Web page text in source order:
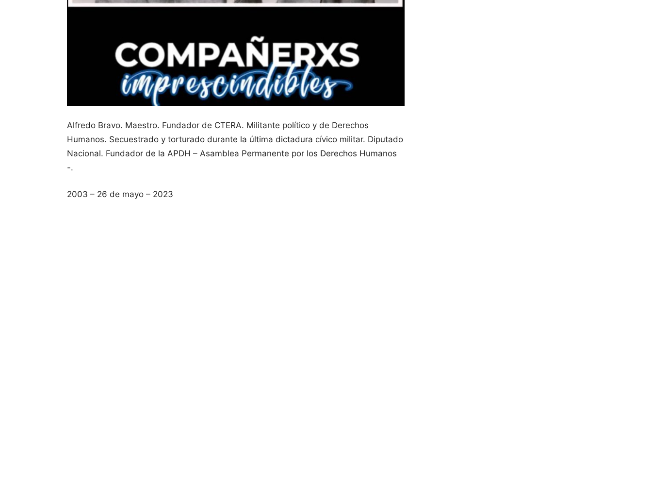
Alfredo Bravo. Maestro. Fundador de CTERA. Militante político y de Derechos
Humanos. Secuestrado y torturado durante la última dictadura cívico militar. Diputado
Nacional. Fundador de la APDH – Asamblea Permanente por los Derechos Humanos
-.
2003 – 26 de mayo – 2023